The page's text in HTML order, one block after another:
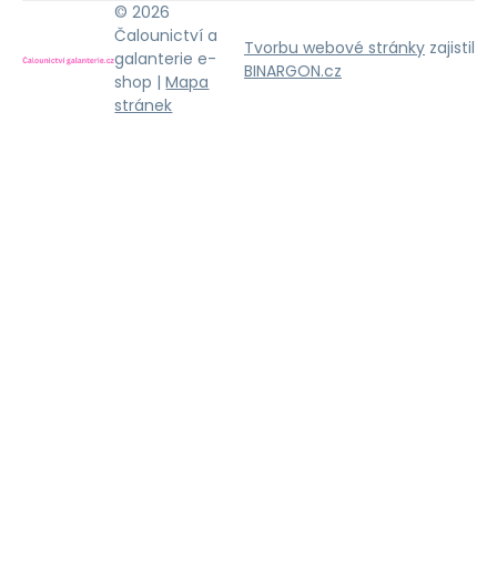
© 2026
Čalounictví a
galanterie e-
shop |Mapa
stránek
Tvorbu webové stránky zajistil
BINARGON.cz